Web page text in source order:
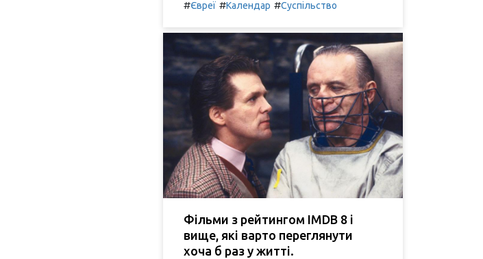
#Євреї #Календар #Суспільство
Фільми з рейтингом IMDB 8 і
вище, які варто переглянути
хоча б раз у житті.